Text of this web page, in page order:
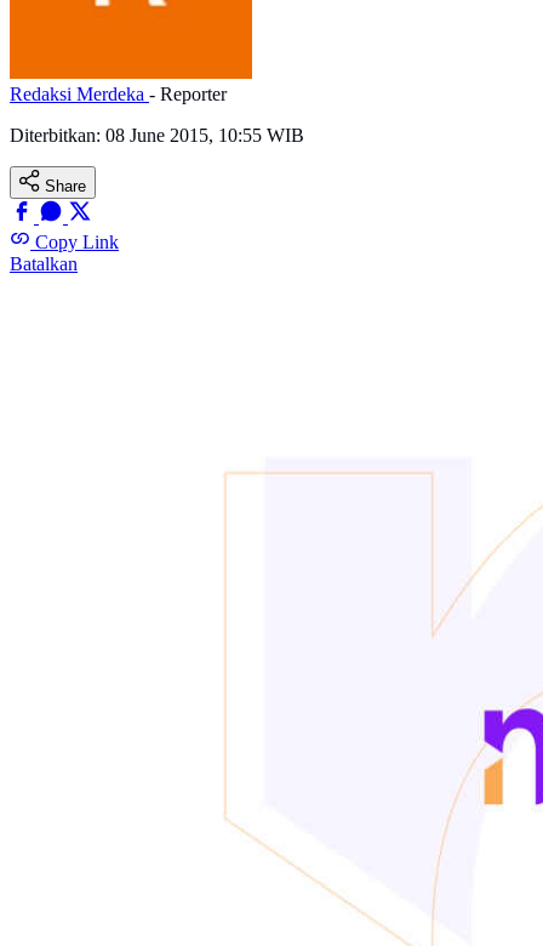
Redaksi Merdeka - Reporter
Diterbitkan: 08 June 2015, 10:55 WIB
Share
Copy Link
Batalkan